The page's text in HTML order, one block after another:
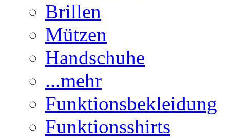
Brillen
Mützen
Handschuhe
...mehr
Funktionsbekleidung
Funktionsshirts